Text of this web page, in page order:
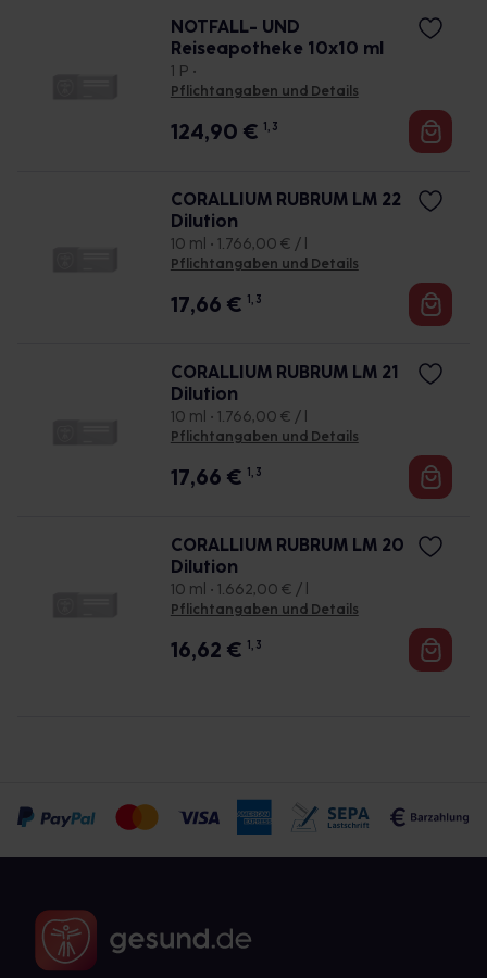
NOTFALL- UND
Reiseapotheke 10x10 ml
1 P •
Pflichtangaben und Details
124,90 € 1, 3
CORALLIUM RUBRUM LM 22
Dilution
10 ml • 1.766,00 € / l
Pflichtangaben und Details
17,66 € 1, 3
CORALLIUM RUBRUM LM 21
Dilution
10 ml • 1.766,00 € / l
Pflichtangaben und Details
17,66 € 1, 3
CORALLIUM RUBRUM LM 20
Dilution
10 ml • 1.662,00 € / l
Pflichtangaben und Details
16,62 € 1, 3